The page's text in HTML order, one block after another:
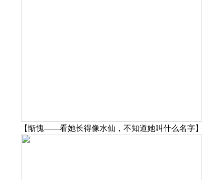
【惭愧——看她长得像水仙，不知道她叫什么名字】